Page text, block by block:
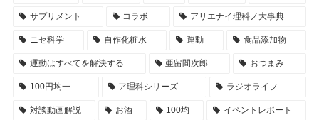
サプリメント コラボ アリエナイ理科ノ大事典
ニセ科学 自作化粧水 運動 食品添加物
運動はすべてを解決する 亜留間次郎 おつまみ
100円均一 ア理科シリーズ ラジオライフ
対談動画解説 お酒 100均 イベントレポート